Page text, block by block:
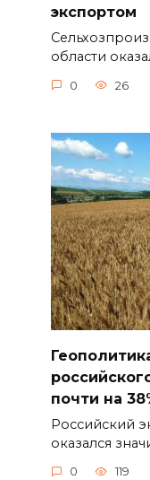
экспортом
области
0 26
почти на
Российский
оказался
0 119